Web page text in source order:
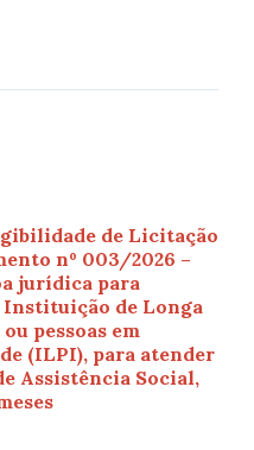
de Licitação
nº 003/2026 –
jurídica para
Instituição de Longa
pessoas em
(ILPI), para atender
Assistência Social,